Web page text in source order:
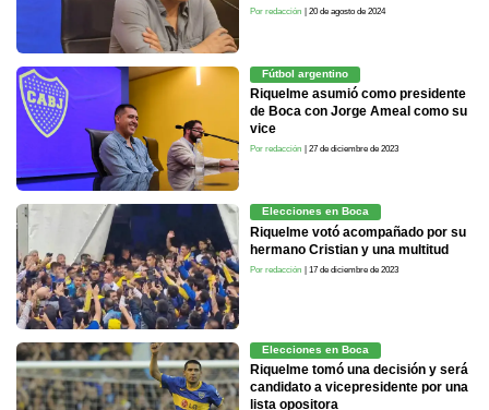
Por redacción | 20 de agosto de 2024
Fútbol argentino
Riquelme asumió como presidente
de Boca con Jorge Ameal como su
vice
Por redacción | 27 de diciembre de 2023
Elecciones en Boca
Riquelme votó acompañado por su
hermano Cristian y una multitud
Por redacción | 17 de diciembre de 2023
Elecciones en Boca
Riquelme tomó una decisión y será
candidato a vicepresidente por una
lista opositora